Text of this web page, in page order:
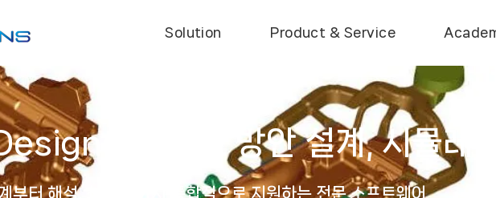
Solution Product & Service
- 주조 방안 설계, 시뮬레
부터 해석, 최적화 까지 통합적으로 지원하는 전문 소프트웨어